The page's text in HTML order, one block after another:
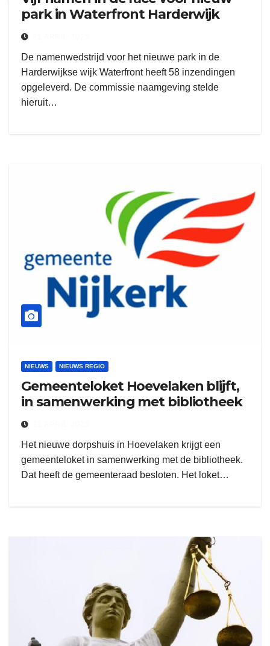
park in Waterfront Harderwijk
De namenwedstrijd voor het nieuwe park in de
Harderwijkse wijk Waterfront heeft 58 inzendingen
opgeleverd. De commissie naamgeving stelde
hieruit…
NIEUWS NIEUWS REGIO
Gemeenteloket Hoevelaken blijft,
in samenwerking met bibliotheek
Het nieuwe dorpshuis in Hoevelaken krijgt een
gemeenteloket in samenwerking met de bibliotheek.
Dat heeft de gemeenteraad besloten. Het loket…